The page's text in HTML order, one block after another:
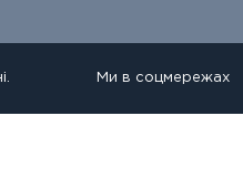
Ми в соцмережах